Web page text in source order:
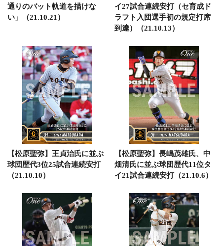
通りのバット軌道を描けな
い」（21.10.21）
イ27試合連続安打（セ育成ド
ラフト入団選手初の規定打席
到達）（21.10.13）
【松原聖弥】王貞治氏に並ぶ
球団歴代3位25試合連続安打
（21.10.10）
【松原聖弥】長嶋茂雄氏、中
畑清氏に並ぶ球団歴代11位タ
イ21試合連続安打（21.10.6）